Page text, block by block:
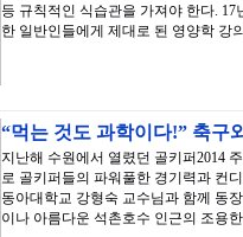
등 규칙적인 식습관을 가져야 한다.
한 일반인들에게 제대로 된 영양학 강
“먹는 것도 과학이다!” 축
지난해 수원에서 열렸던 골키퍼2014
로 골키퍼들의 파워풀한 경기력과 컨
동아대학교 강형숙 교수님과 함께 동
이나 아름다운 석촌호수 인근의 조용